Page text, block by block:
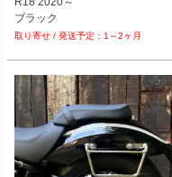
ブラック
1～2ヶ月